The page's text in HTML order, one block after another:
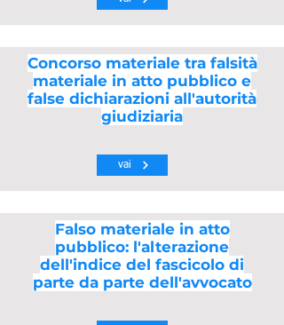
Concorso materiale tra falsità
materiale in atto pubblico e
false dichiarazioni all'autorità
giudiziaria
vai
Falso materiale in atto
pubblico: l'alterazione
dell'indice del fascicolo di
parte da parte dell'avvocato